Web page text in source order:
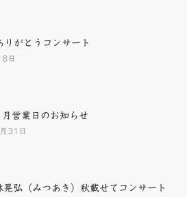
がとうコンサート
日
営業日のお知らせ
31日
弘（みつあき）秋載せてコンサート